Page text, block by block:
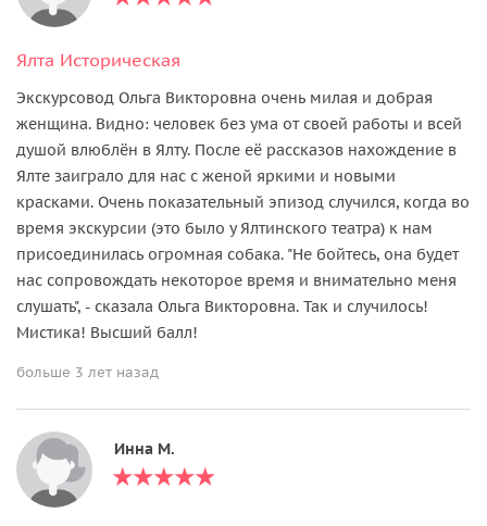
Ялта Историческая
Экскурсовод Ольга Викторовна очень милая и добрая
женщина. Видно: человек без ума от своей работы и всей
душой влюблён в Ялту. После её рассказов нахождение в
Ялте заиграло для нас с женой яркими и новыми
красками. Очень показательный эпизод случился, когда во
время экскурсии (это было у Ялтинского театра) к нам
присоединилась огромная собака. "Не бойтесь, она будет
нас сопровождать некоторое время и внимательно меня
слушать", - сказала Ольга Викторовна. Так и случилось!
Мистика! Высший балл!
больше 3 лет назад
Инна М.